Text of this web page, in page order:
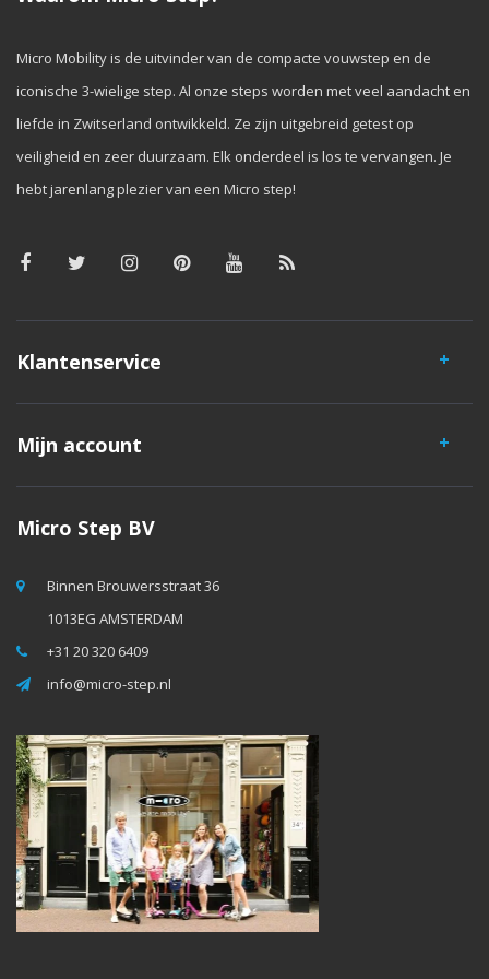
Micro Mobility is de uitvinder van de compacte vouwstep en de
iconische 3-wielige step. Al onze steps worden met veel aandacht en
liefde in Zwitserland ontwikkeld. Ze zijn uitgebreid getest op
veiligheid en zeer duurzaam. Elk onderdeel is los te vervangen. Je
hebt jarenlang plezier van een Micro step!
Klantenservice
Mijn account
Micro Step BV
Binnen Brouwersstraat 36
1013EG AMSTERDAM
+31 20 320 6409
info@micro-step.nl